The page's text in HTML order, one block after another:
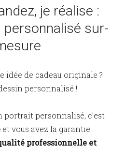
je réalise :
sur-
idée de cadeau originale ?
personnalisé !
portrait personnalisé, c’est
et vous avez la garantie
professionnelle et